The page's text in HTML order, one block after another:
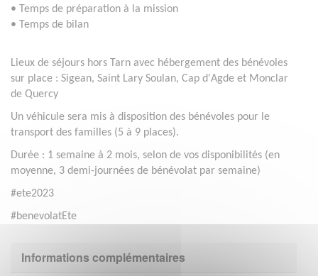
• Temps de préparation à la mission
• Temps de bilan
Lieux de séjours hors Tarn avec hébergement des bénévoles
sur place : Sigean, Saint Lary Soulan, Cap d'Agde et Monclar
de Quercy
Un véhicule sera mis à disposition des bénévoles pour le
transport des familles (5 à 9 places).
Durée : 1 semaine à 2 mois, selon de vos disponibilités (en
moyenne, 3 demi-journées de bénévolat par semaine)
#ete2023
#benevolatEte
Informations complémentaires